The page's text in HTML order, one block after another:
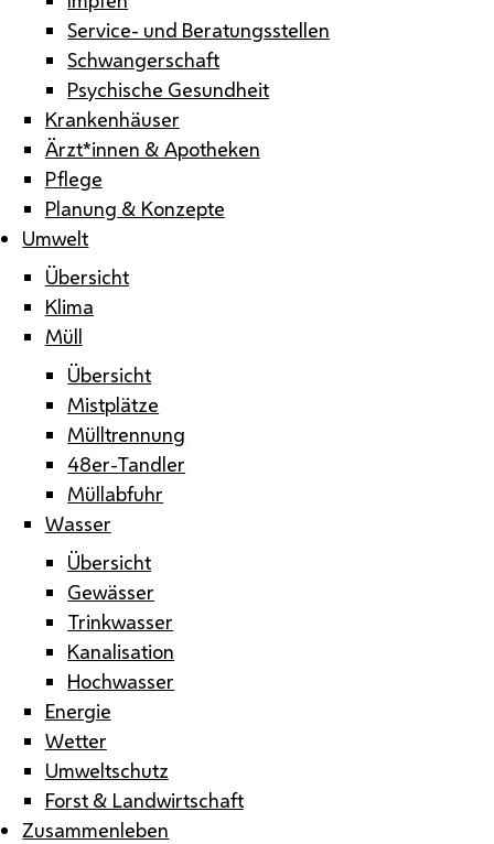
Service- und Beratungsstellen
Schwangerschaft
Psychische Gesundheit
Krankenhäuser
Ärzt*innen & Apotheken
Pflege
Planung & Konzepte
Umwelt
Übersicht
Klima
Müll
Übersicht
Mistplätze
Mülltrennung
48er-Tandler
Müllabfuhr
Wasser
Übersicht
Gewässer
Trinkwasser
Kanalisation
Hochwasser
Energie
Wetter
Umweltschutz
Forst & Landwirtschaft
Zusammenleben